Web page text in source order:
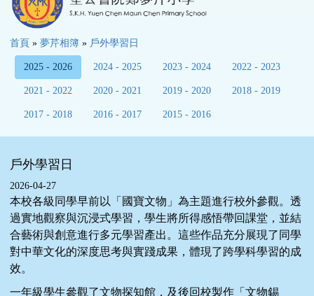
首頁 » 夢芹相簿 » 戶外學習日
2025 - 2026 2024 - 2025 2023 - 2024 2022 - 2023
2021 - 2022 2020 - 2021 2019 - 2020 2018 - 2019
2017 - 2018 2016 - 2017 2015 - 2016
戶外學習日
2026-04-27
本校各級同學早前以「國寶文物」為主題進行校外參觀。透
過實地觀察與沉浸式學習，學生將所得感悟帶回課堂，並結
合藝術與創意進行多元學習產出。這些作品充分展現了同學
對中華文化的深度思考與實踐成果，體現了跨學科學習的成
效。
一年級學生參觀了文物探知館，及後回校製作「文物錫